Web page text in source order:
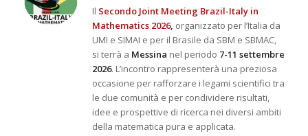
Il Secondo Joint Meeting Brazil-Italy in
Mathematics 2026, organizzato per l’Italia da
UMI e SIMAI e per il Brasile da SBM e SBMAC,
si terrà a Messina nel periodo 7-11 settembre
2026. L’incontro rappresenterà una preziosa
occasione per rafforzare i legami scientifici tra
le due comunità e per condividere risultati,
idee e prospettive di ricerca nei diversi ambiti
della matematica pura e applicata.